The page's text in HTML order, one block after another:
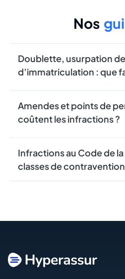
Nos
Doublette, usurpation
d’immatriculation : que
Amendes et points de
coûtent les infractions ?
Infractions au Code de la
classes de